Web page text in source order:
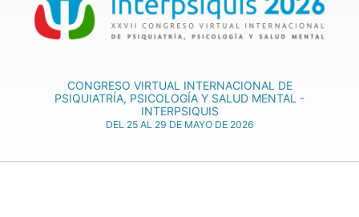
CONGRESO VIRTUAL INTERNACIONAL DE
PSIQUIATRÍA, PSICOLOGÍA Y SALUD MENTAL -
INTERPSIQUIS
DEL 25 AL 29 DE MAYO DE 2026